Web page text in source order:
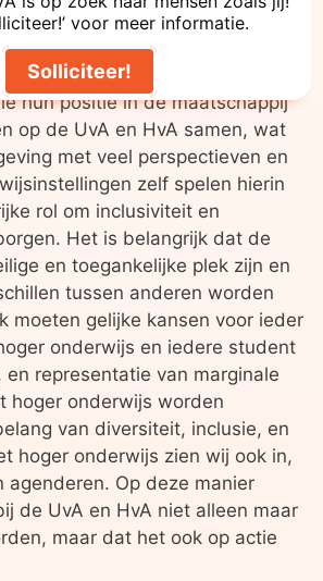
hun diversiteit. Mensen van
genders, huidskleuren,
en culturele achtergronden en
hun positie in de maatschappij
op de UvA en HvA samen, wat
met veel perspectieven en
zelf spelen hierin
rol om inclusiviteit en
Het is belangrijk dat de
en toegankelijke plek zijn en
tussen anderen worden
moeten gelijke kansen voor ieder
onderwijs en iedere student
representatie van marginale
hoger onderwijs worden
van diversiteit, inclusie, en
hoger onderwijs zien wij ook in,
agenderen. Op deze manier
de UvA en HvA niet alleen maar
maar dat het ook op actie
voor meer informatie.
Solliciteer!